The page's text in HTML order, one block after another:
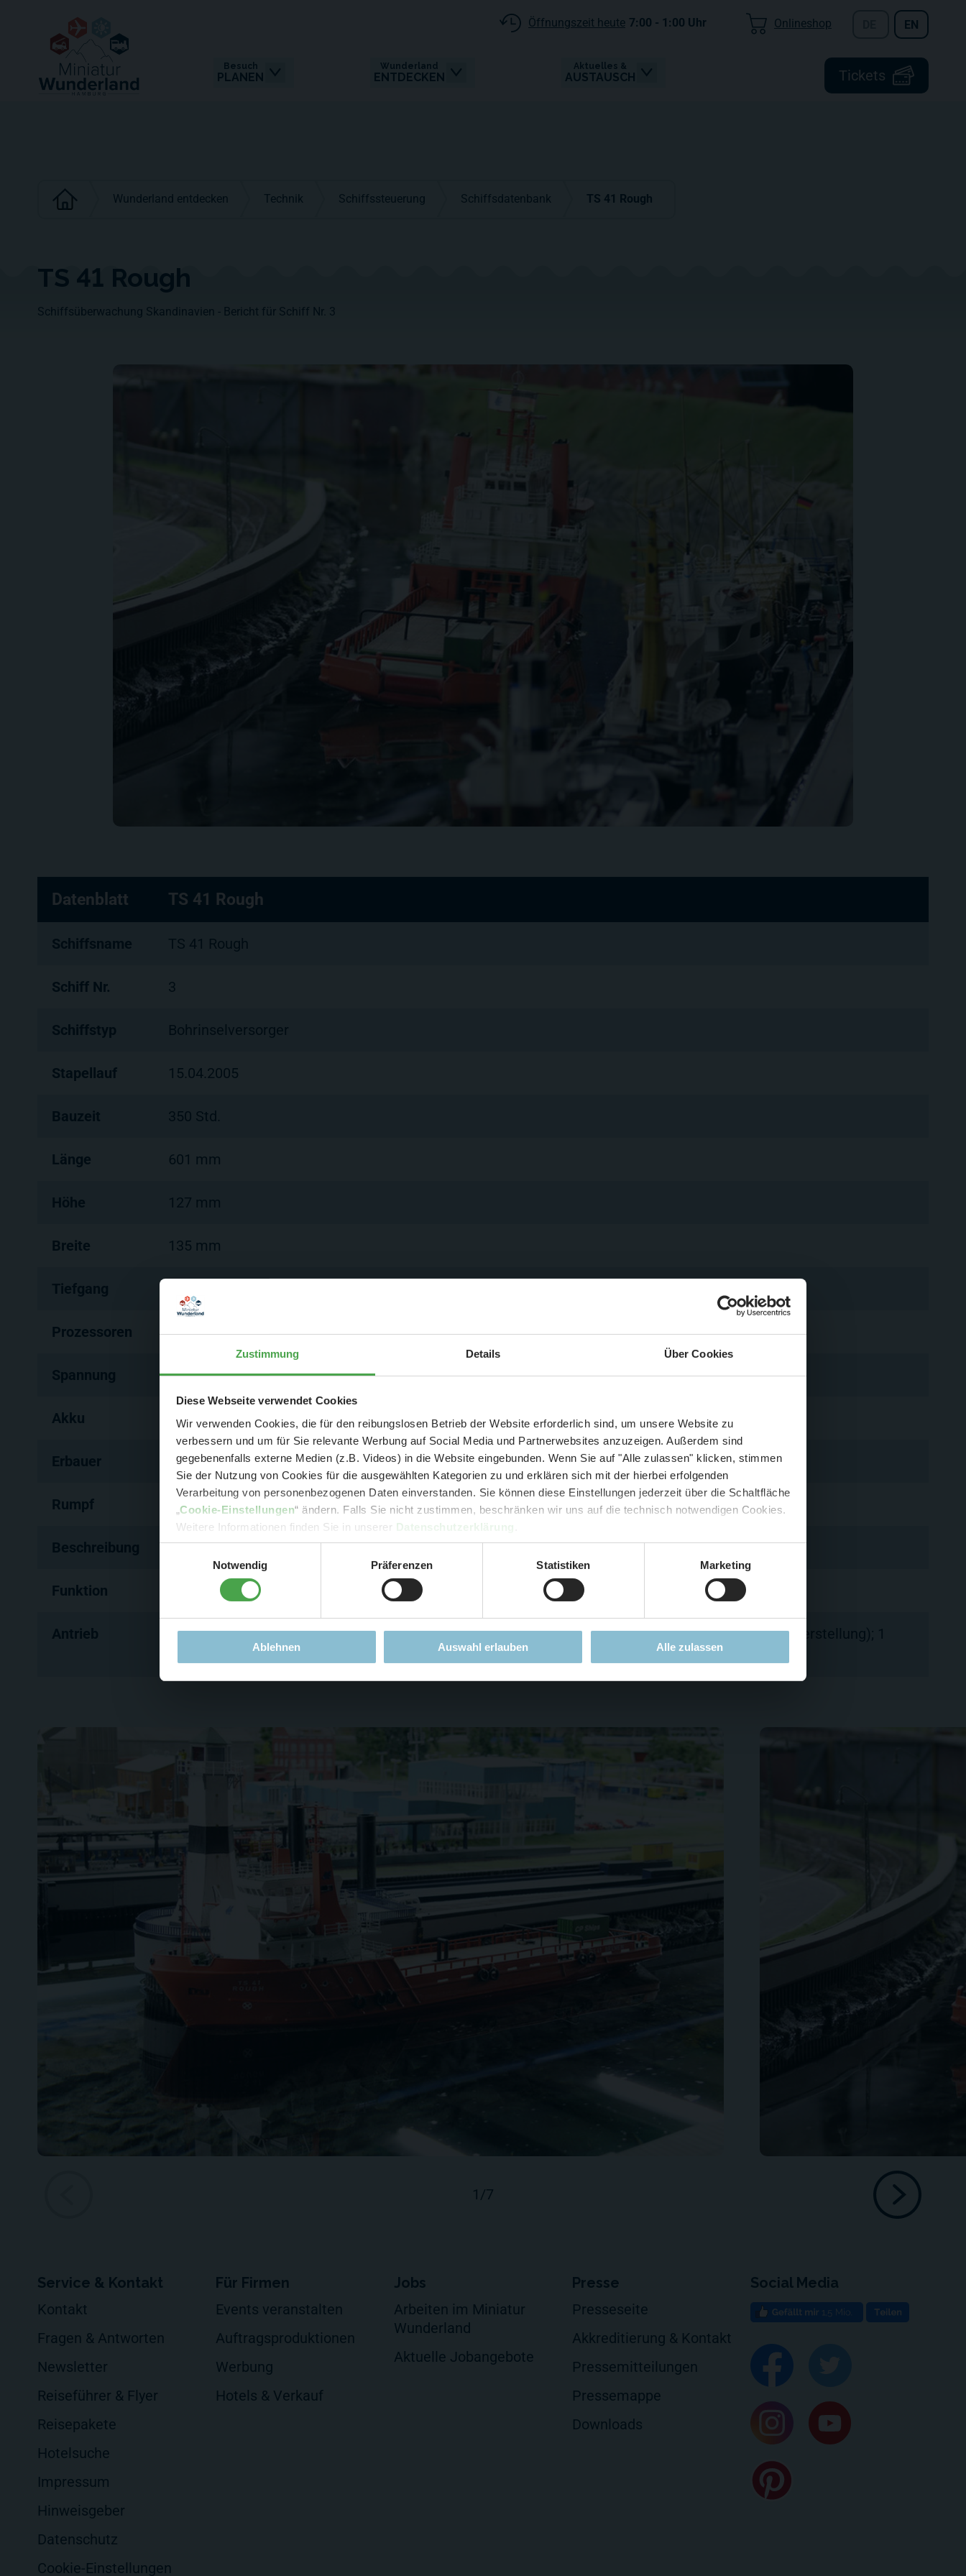
Zustimmung Details Über Cookies
Diese Webseite verwendet Cookies
Wir verwenden Cookies, die für den reibungslosen Betrieb der Website erforderlich sind, um unsere Website zu
verbessern und um für Sie relevante Werbung auf Social Media und Partnerwebsites anzuzeigen. Außerdem sind
gegebenenfalls externe Medien (z.B. Videos) in die Website eingebunden. Wenn Sie auf "Alle zulassen" klicken, stimmen
Sie der Nutzung von Cookies für die ausgewählten Kategorien zu und erklären sich mit der hierbei erfolgenden
Verarbeitung von personenbezogenen Daten einverstanden. Sie können diese Einstellungen jederzeit über die Schaltfläche
„Cookie-Einstellungen“ ändern. Falls Sie nicht zustimmen, beschränken wir uns auf die technisch notwendigen Cookies.
Weitere Informationen finden Sie in unserer Datenschutzerklärung
Notwendig
Präferenzen Statistiken Marketing
Ablehnen Auswahl erlauben Alle zulassen
Tickets
Besuch
PLANEN
Wunderland
ENTDECKEN
Aktuelles &
AUSTAUSCH
Öffnungszeit heute 7:00 - 1:00 Uhr Onlineshop EN
Wunderland entdecken Technik Schiffssteuerung Schiffsdatenbank TS 41 Rough
TS 41 Rough
Schiffsüberwachung Skandinavien - Bericht für Schiff Nr. 3
Datenblatt TS 41 Rough
Schiffsname TS 41 Rough
Schiff Nr. 3
Schiffstyp Bohrinselversorger
Stapellauf 15.04.2005
Bauzeit 350 Std.
Länge 601 mm
Höhe 127 mm
Breite 135 mm
Tiefgang
Prozessoren 6
Spannung 12 Volt
Akku 1450 mAh
Erbauer Wolfgang Münder
Rumpf Polystyrol
Beschreibung Das Original wurde 1975 gebaut. Es gibt ein Schwesterschiff namens TS-42 Tough.
Funktion Drehendes Radar
Antrieb
2 Antriebspropeller über E-Motoren als Schottelantrieb ausgelegt; 1 Ruderantrieb (regelt die Propellerstellung); 1
Bugstrahlruder über E-Motor; 4 Servoantriebe für Anlege-Hilfen
Service & Kontakt
Kontakt
Fragen & Antworten
Newsletter
Reiseführer & Flyer
Reisepakete
Hotelsuche
Impressum
Hinweisgeber
Datenschutz
Cookie-Einstellungen
Für Firmen
Events veranstalten
Auftragsproduktionen
Werbung
Hotels & Verkauf
Jobs
Arbeiten im Miniatur
Wunderland
Aktuelle Jobangebote
Presse
Presseseite
Akkreditierung & Kontakt
Pressemitteilungen
Pressemappe
Downloads
Social Media
Schließen
Aktuelle Mitteilung
Der Spar-Hammer: 25 % Ersparnis bei Große Pötte & kleine Züge im August
und September - ohne Wartezeit
- Abendliche Hafenrundfahrt/Lichterfahrt 🛥️
- anschließender Wunderland-BesuchOHNEWartezeit 🚂
- Audiopräsentation: "Die Geschichte des Wunderlandes"
- Currywurst und Pommes mit Getränk zum Sonderpreis von 9,00 € 🍟
-Sonderpreis nur 34,90 € (statt ca. 47,- € einzeln -